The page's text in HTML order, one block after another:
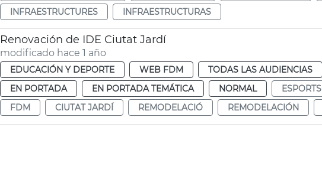
INFRAESTRUCTURES
INFRAESTRUCTURAS
Renovación de IDE Ciutat Jardí
modificado hace 1 año
EDUCACIÓN Y DEPORTE WEB FDM TODAS LAS AUDIENCIAS
EN PORTADA
EN PORTADA TEMÁTICA NORMAL ESPORTS
FDM
CIUTAT JARDÍ REMODELACIÓ REMODELACIÓN